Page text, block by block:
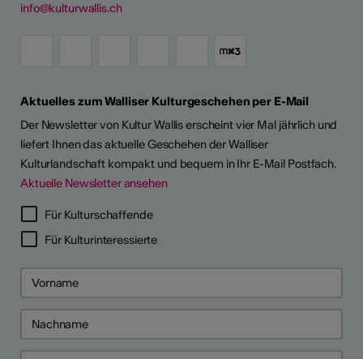
info@kulturwallis.ch
Aktuelles zum Walliser Kulturgeschehen per E-Mail
Der Newsletter von Kultur Wallis erscheint vier Mal jährlich und
liefert Ihnen das aktuelle Geschehen der Walliser
Kulturlandschaft kompakt und bequem in Ihr E-Mail Postfach.
Aktuelle Newsletter ansehen
Für Kulturschaffende
Für Kulturinteressierte